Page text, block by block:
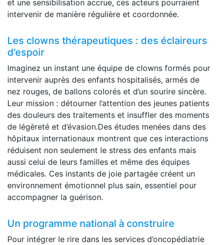
et une sensibilisation accrue, ces acteurs pourraient
intervenir de manière régulière et coordonnée.
Les clowns thérapeutiques : des éclaireurs
d’espoir
Imaginez un instant une équipe de clowns formés pour
intervenir auprès des enfants hospitalisés, armés de
nez rouges, de ballons colorés et d’un sourire sincère.
Leur mission : détourner l’attention des jeunes patients
des douleurs des traitements et insuffler des moments
de légèreté et d’évasion.Des études menées dans des
hôpitaux internationaux montrent que ces interactions
réduisent non seulement le stress des enfants mais
aussi celui de leurs familles et même des équipes
médicales. Ces instants de joie partagée créent un
environnement émotionnel plus sain, essentiel pour
accompagner la guérison.
Un programme national à construire
Pour intégrer le rire dans les services d’oncopédiatrie